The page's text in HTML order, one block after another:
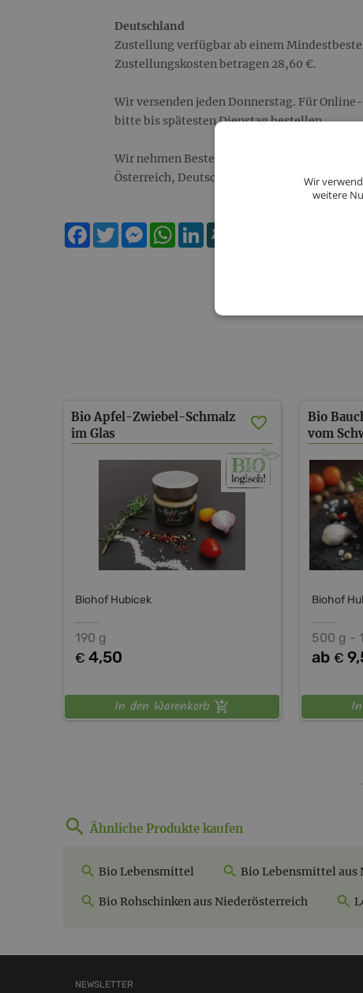
Deutschland
Zustellung verfügbar ab einem
Zustellungskosten betragen 28,60 €.
Wir versenden jeden Donnerstag. Für
bitte bis spätesten Dienstag bestellen.
Wir nehmen Bestellungen ausschließlich
Österreich, Deutschland.
Facebook
TwitterMessenger
WhatsAppLinkedIn
Bio Apfel-Zwiebel-Schmalz
im Glas
Biohof Hubicek
190 g
€ 4,50
In den Warenkorb
Bio
Biohof
500 g -
ab €
Ähnliche Produkte kaufen
Bio Lebensmittel Bio Lebensmittel aus
Bio Rohschinken aus Niederösterreich
NEWSLETTER
Wir
weitere